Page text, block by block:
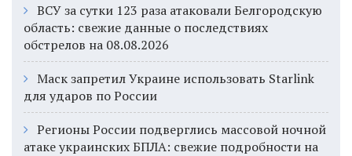
ВСУ за сутки 123 раза атаковали Белгородскую
область: свежие данные о последствиях
обстрелов на 08.08.2026
Маск запретил Украине использовать Starlink
для ударов по России
Регионы России подверглись массовой ночной
атаке украинских БПЛА: свежие подробности на